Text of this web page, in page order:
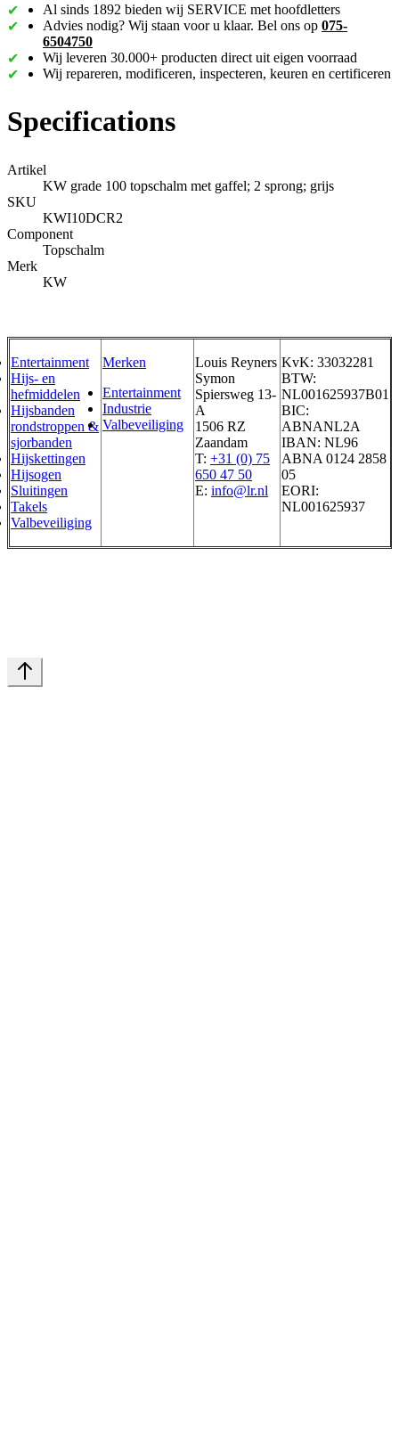
Al sinds 1892 bieden wij SERVICE met hoofdletters
Advies nodig? Wij staan voor u klaar. Bel ons op 075-
6504750
Wij leveren 30.000+ producten direct uit eigen voorraad
Wij repareren, modificeren, inspecteren, keuren en certificeren
Specifications
Artikel
KW grade 100 topschalm met gaffel; 2 sprong; grijs
SKU
KWI10DCR2
Component
Topschalm
Merk
KW
Entertainment
Hijs- en
hefmiddelen
Hijsbanden
rondstroppen &
sjorbanden
Hijskettingen
Hijsogen
Sluitingen
Takels
Valbeveiliging
Merken
Entertainment
Industrie
Valbeveiliging
Louis Reyners
Symon
Spiersweg 13-
A
1506 RZ
Zaandam
T: +31 (0) 75
650 47 50
E: info@lr.nl
KvK: 33032281
BTW:
NL001625937B01
BIC:
ABNANL2A
IBAN: NL96
ABNA 0124 2858
05
EORI:
NL001625937